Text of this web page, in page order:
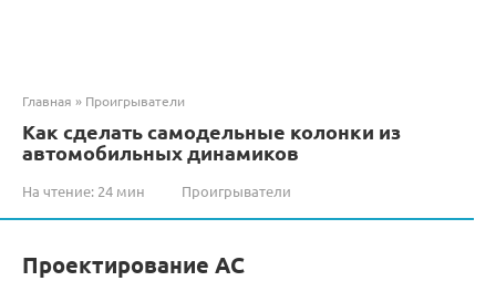
Главная » Проигрыватели
Как сделать самодельные колонки из
автомобильных динамиков
На чтение: 24 мин Проигрыватели
Проектирование АС